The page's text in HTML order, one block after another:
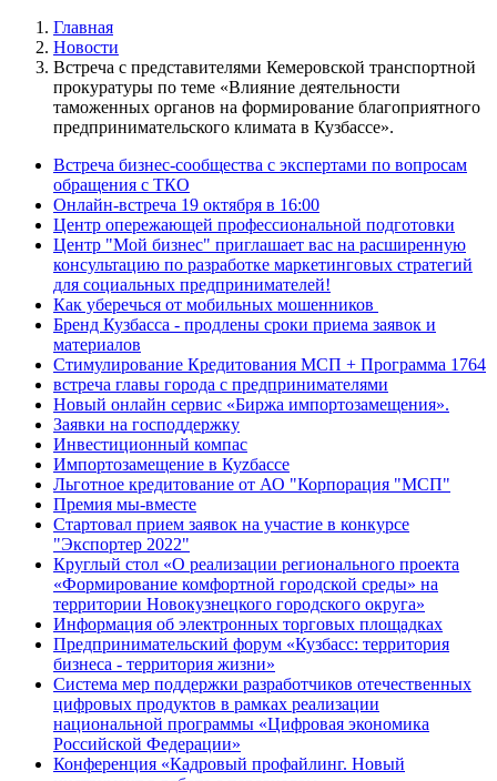
Главная
Новости
Встреча с представителями Кемеровской транспортной
прокуратуры по теме «Влияние деятельности
таможенных органов на формирование благоприятного
предпринимательского климата в Кузбассе».
Встреча бизнес-сообщества с экспертами по вопросам
обращения с ТКО
Онлайн-встреча 19 октября в 16:00
Центр опережающей профессиональной подготовки
Центр "Мой бизнес" приглашает вас на расширенную
консультацию по разработке маркетинговых стратегий
для социальных предпринимателей!
Как уберечься от мобильных мошенников
Бренд Кузбасса - продлены сроки приема заявок и
материалов
Стимулирование Кредитования МСП + Программа 1764
встреча главы города с предпринимателями
Новый онлайн сервис «Биржа импортозамещения».
Заявки на господдержку
Инвестиционный компас
Импортозамещение в Куzбассе
Льготное кредитование от АО "Корпорация "МСП"
Премия мы-вместе
Стартовал прием заявок на участие в конкурсе
"Экспортер 2022"
Круглый стол «О реализации регионального проекта
«Формирование комфортной городской среды» на
территории Новокузнецкого городского округа»
Информация об электронных торговых площадках
Предпринимательский форум «Кузбасс: территория
бизнеса - территория жизни»
Система мер поддержки разработчиков отечественных
цифровых продуктов в рамках реализации
национальной программы «Цифровая экономика
Российской Федерации»
Конференция «Кадровый профайлинг. Новый